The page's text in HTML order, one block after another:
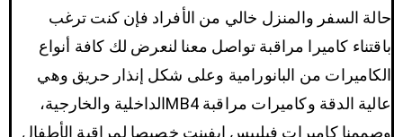
حالة السفر والمنزل خالي من الأفراد فإن كنت ترغب
باقتناء كاميرا مراقبة تواصل معنا لنعرض لك كافة أنواع
الكاميرات من البانورامية وعلى شكل إنذار حريق وهي
عالية الدقة وكاميرات مراقبة MB4الداخلية والخارجية،
وصممنا كاميرات فيليبس ايفينت خصيصا لمراقبة الأطفال